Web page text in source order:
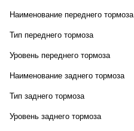
Наименование переднего тормоза
Тип переднего тормоза
Уровень переднего тормоза
Наименование заднего тормоза
Тип заднего тормоза
Уровень заднего тормоза